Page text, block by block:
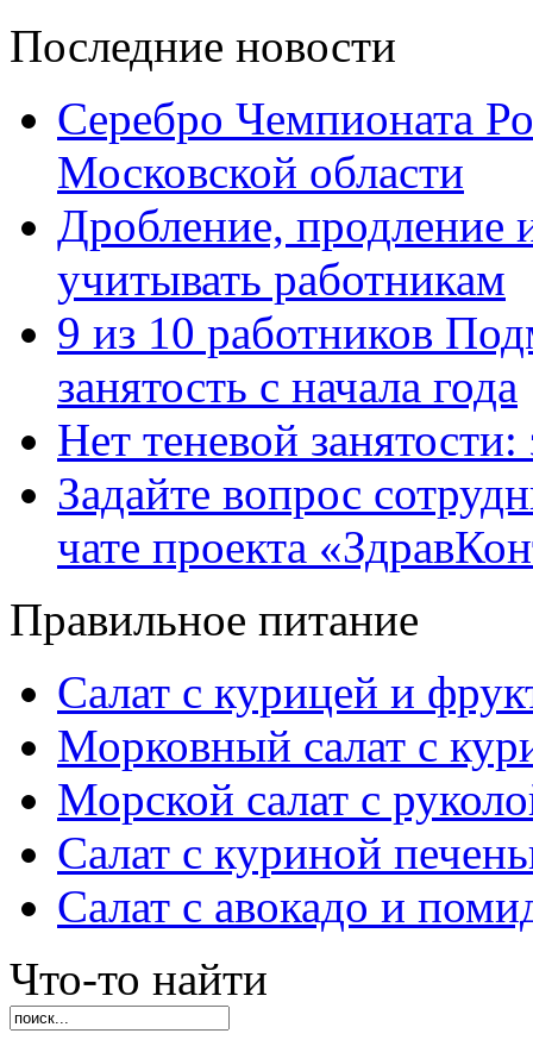
Последние новости
Серебро Чемпионата
Московской области
Дробление, продление
учитывать работникам
9 из 10 работников
занятость с начала года
Нет теневой
Задайте вопрос
чате проекта
Правильное питание
Салат с курицей и
Морковный салат с
Морской салат с
Салат с куриной
Салат с авокадо и
Что-то найти